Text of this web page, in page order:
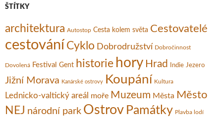
ŠTÍTKY
architektura Autostop Cesta kolem světa Cestovatelé
cestování Cyklo Dobrodružství Dobročinnost
Dovolená Festival Gent historie hory Hrad Indie Jezero
Jižní Morava Kanárské ostrovy Koupání Kultura
Lednicko-valtický areál moře Muzeum Města Město
NEJ národní park Ostrov Památky Plavba lodí